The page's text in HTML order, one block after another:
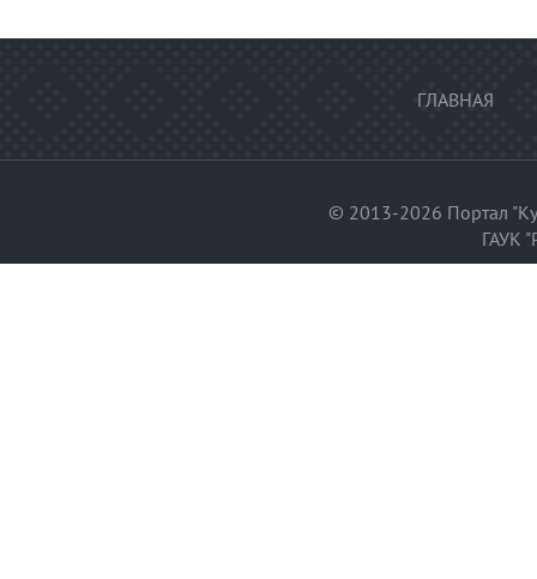
ГЛАВНАЯ
© 2013-2026 Портал
ГАУК